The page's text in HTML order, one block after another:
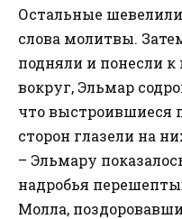
Остальные
слова молитвы.
подняли и понесли
вокруг, Эльмар
что выстроившиеся
сторон глазели на
– Эльмару
надробья
Молла,